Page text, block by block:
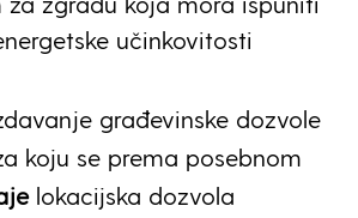
učinkovitosti
građevinske dozvole
koju se prema posebnom
lokacijska dozvola